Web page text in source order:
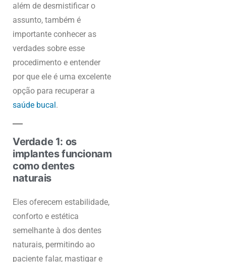
além de desmistificar o
assunto, também é
importante conhecer as
verdades sobre esse
procedimento e entender
por que ele é uma excelente
opção para recuperar a
saúde bucal.
Verdade 1: os
implantes funcionam
como dentes
naturais
Eles oferecem estabilidade,
conforto e estética
semelhante à dos dentes
naturais, permitindo ao
paciente falar, mastigar e